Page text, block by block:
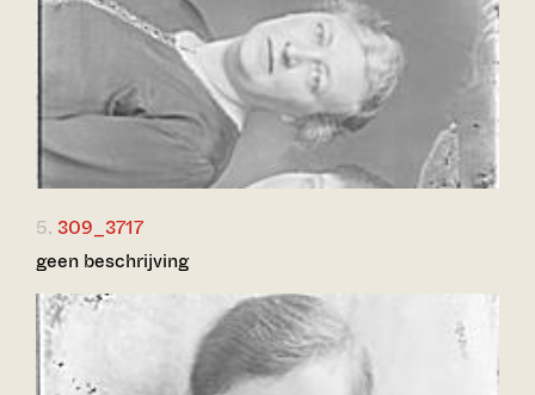
5. 309_3717
geen beschrijving